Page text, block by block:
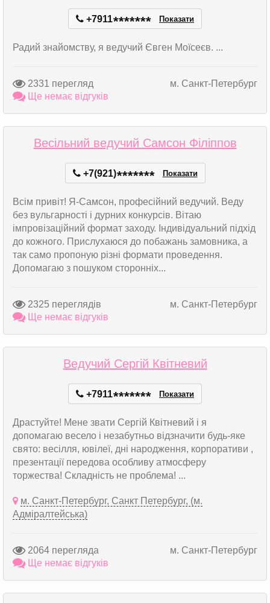
+7911******* Показати
Радий знайомству, я ведучий Євген Моїсеєв. ...
2331 перегляд
м. Санкт-Петербург
Ще немає відгуків
Весільний ведучий Самсон Філіппов
+7(921)******* Показати
Всім привіт! Я-Самсон, професійний ведучий. Веду
без вульгарності і дурних конкурсів. Вітаю
імпровізаційний формат заходу. Індивідуальний підхід
до кожного. Прислухаюся до побажань замовника, а
так само пропоную різні формати проведення.
Допомагаю з пошуком сторонніх...
2325 переглядів
м. Санкт-Петербург
Ще немає відгуків
Ведучий Сергій Квітневий
+7911******* Показати
Драстуйте! Мене звати Сергій Квітневий і я
допомагаю весело і незабутньо відзначити будь-яке
свято: весілля, ювілеї, дні народження, корпоративи ,
презентації передова особливу атмосферу
торжества! Складність не проблема! ...
м. Санкт-Петербург, Санкт Петербург, (м.
Адміралтейська)
2064 перегляда
м. Санкт-Петербург
Ще немає відгуків